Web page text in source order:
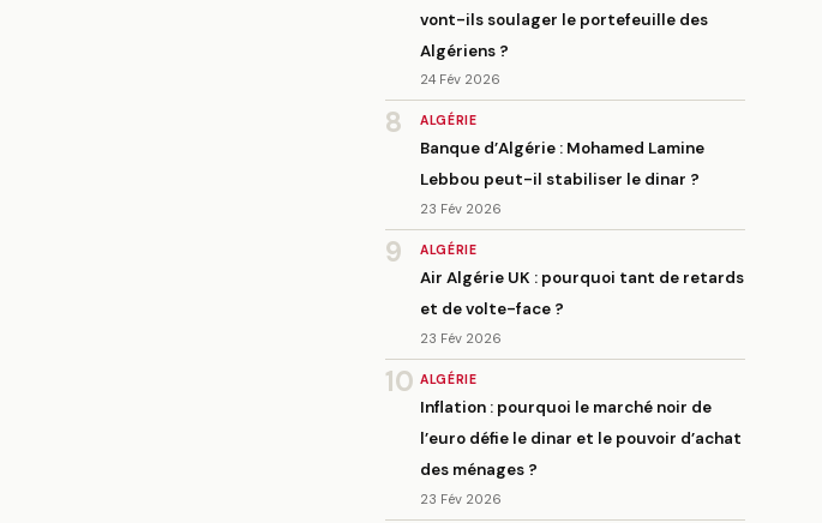
vont-ils soulager le portefeuille des
Algériens ?
24 Fév 2026
8 ALGÉRIE
Banque d’Algérie : Mohamed Lamine
Lebbou peut-il stabiliser le dinar ?
23 Fév 2026
9 ALGÉRIE
Air Algérie UK : pourquoi tant de retards
et de volte-face ?
23 Fév 2026
10 ALGÉRIE
Inflation : pourquoi le marché noir de
l’euro défie le dinar et le pouvoir d’achat
des ménages ?
23 Fév 2026